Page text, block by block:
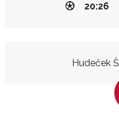
20:26
Hudeček